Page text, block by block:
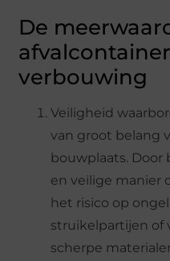
De
verbouwing
Veiligheid
van groot belang
bouwplaats. Door
en veilige manier
het risico op
struikelpartijen of
scherpe